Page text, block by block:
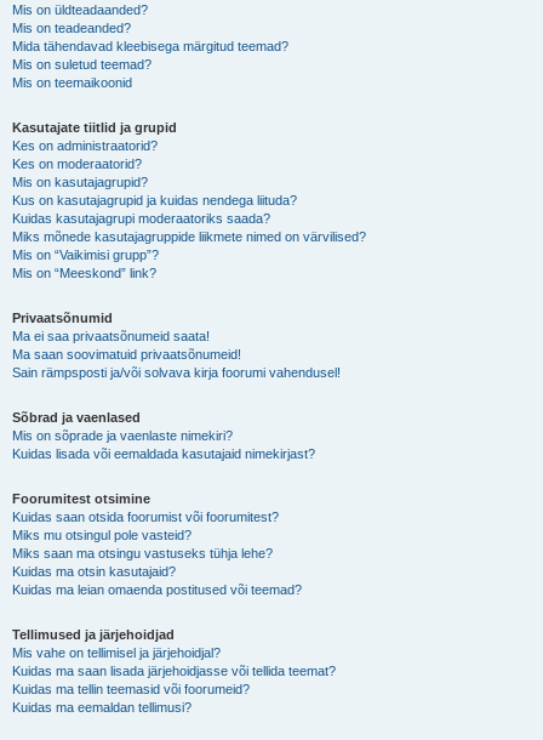
Mis on üldteadaanded?
Mis on teadeanded?
Mida tähendavad kleebisega märgitud teemad?
Mis on suletud teemad?
Mis on teemaikoonid
Kasutajate tiitlid ja grupid
Kes on administraatorid?
Kes on moderaatorid?
Mis on kasutajagrupid?
Kus on kasutajagrupid ja kuidas nendega liituda?
Kuidas kasutajagrupi moderaatoriks saada?
Miks mõnede kasutajagruppide liikmete nimed on värvilised?
Mis on “Vaikimisi grupp”?
Mis on “Meeskond” link?
Privaatsõnumid
Ma ei saa privaatsõnumeid saata!
Ma saan soovimatuid privaatsõnumeid!
Sain rämpsposti ja/või solvava kirja foorumi vahendusel!
Sõbrad ja vaenlased
Mis on sõprade ja vaenlaste nimekiri?
Kuidas lisada või eemaldada kasutajaid nimekirjast?
Foorumitest otsimine
Kuidas saan otsida foorumist või foorumitest?
Miks mu otsingul pole vasteid?
Miks saan ma otsingu vastuseks tühja lehe?
Kuidas ma otsin kasutajaid?
Kuidas ma leian omaenda postitused või teemad?
Tellimused ja järjehoidjad
Mis vahe on tellimisel ja järjehoidjal?
Kuidas ma saan lisada järjehoidjasse või tellida teemat?
Kuidas ma tellin teemasid või foorumeid?
Kuidas ma eemaldan tellimusi?